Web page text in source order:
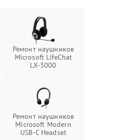
Ремонт наушников
Microsoft LifeChat
LX-3000
Ремонт наушников
Microsoft Modern
USB-C Headset